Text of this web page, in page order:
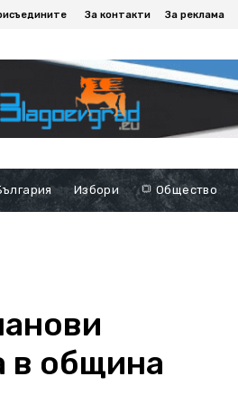
За контакти За реклама
Избори Общество
в община